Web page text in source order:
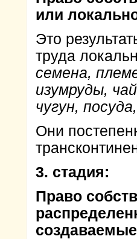
или
Это
труда
семена,
изумруды,
чугун,
Они
3. стадия:
Право